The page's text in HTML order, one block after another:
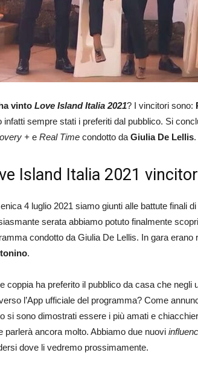
vinto Love Island Italia 2021? I vincitori sono:
infatti sempre stati i preferiti dal pubblico. Si
+ e Real Time condotto da Giulia De Lellis.
Island Italia 2021
4 luglio 2021 siamo giunti alle battute finali di
serata abbiamo potuto finalmente
condotto da Giulia De Lellis. In gara erano
.
coppia ha preferito il pubblico da casa che
l’App ufficiale del programma? Come
si sono dimostrati essere i più amati e
parlerà ancora molto. Abbiamo due nuovi
dove li vedremo prossimamente.